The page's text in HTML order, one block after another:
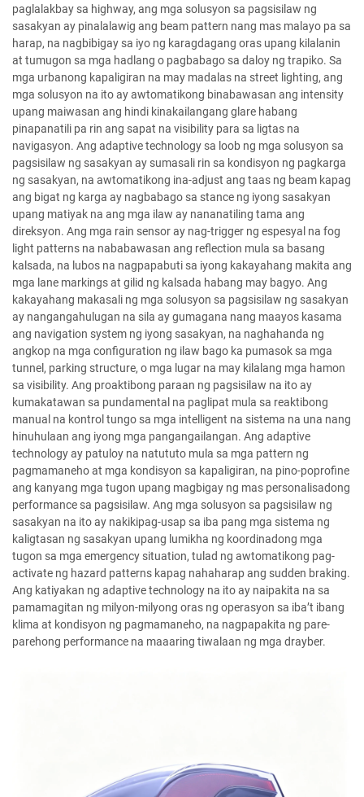
paglalakbay sa highway, ang mga solusyon sa pagsisilaw ng
sasakyan ay pinalalawig ang beam pattern nang mas malayo pa sa
harap, na nagbibigay sa iyo ng karagdagang oras upang kilalanin
at tumugon sa mga hadlang o pagbabago sa daloy ng trapiko. Sa
mga urbanong kapaligiran na may madalas na street lighting, ang
mga solusyon na ito ay awtomatikong binabawasan ang intensity
upang maiwasan ang hindi kinakailangang glare habang
pinapanatili pa rin ang sapat na visibility para sa ligtas na
navigasyon. Ang adaptive technology sa loob ng mga solusyon sa
pagsisilaw ng sasakyan ay sumasali rin sa kondisyon ng pagkarga
ng sasakyan, na awtomatikong ina-adjust ang taas ng beam kapag
ang bigat ng karga ay nagbabago sa stance ng iyong sasakyan
upang matiyak na ang mga ilaw ay nananatiling tama ang
direksyon. Ang mga rain sensor ay nag-trigger ng espesyal na fog
light patterns na nababawasan ang reflection mula sa basang
kalsada, na lubos na nagpapabuti sa iyong kakayahang makita ang
mga lane markings at gilid ng kalsada habang may bagyo. Ang
kakayahang makasali ng mga solusyon sa pagsisilaw ng sasakyan
ay nangangahulugan na sila ay gumagana nang maayos kasama
ang navigation system ng iyong sasakyan, na naghahanda ng
angkop na mga configuration ng ilaw bago ka pumasok sa mga
tunnel, parking structure, o mga lugar na may kilalang mga hamon
sa visibility. Ang proaktibong paraan ng pagsisilaw na ito ay
kumakatawan sa pundamental na paglipat mula sa reaktibong
manual na kontrol tungo sa mga intelligent na sistema na una nang
hinuhulaan ang iyong mga pangangailangan. Ang adaptive
technology ay patuloy na natututo mula sa mga pattern ng
pagmamaneho at mga kondisyon sa kapaligiran, na pino-poprofine
ang kanyang mga tugon upang magbigay ng mas personalisadong
performance sa pagsisilaw. Ang mga solusyon sa pagsisilaw ng
sasakyan na ito ay nakikipag-usap sa iba pang mga sistema ng
kaligtasan ng sasakyan upang lumikha ng koordinadong mga
tugon sa mga emergency situation, tulad ng awtomatikong pag-
activate ng hazard patterns kapag nahaharap ang sudden braking.
Ang katiyakan ng adaptive technology na ito ay naipakita na sa
pamamagitan ng milyon-milyong oras ng operasyon sa iba’t ibang
klima at kondisyon ng pagmamaneho, na nagpapakita ng pare-
parehong performance na maaaring tiwalaan ng mga drayber.